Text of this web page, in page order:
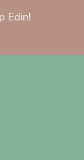
Edin!